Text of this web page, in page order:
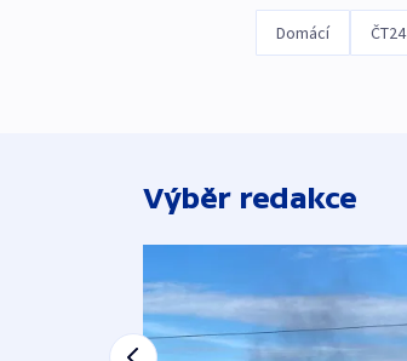
Domácí ČT24
Výběr redakce